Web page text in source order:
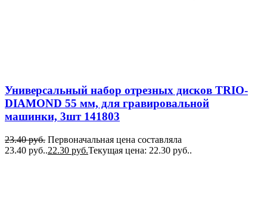
Универсальный набор отрезных дисков TRIO-
DIAMOND 55 мм, для гравировальной
машинки, 3шт 141803
23.40руб. Первоначальная цена составляла
23.40 руб..22.30 руб.Текущая цена: 22.30 руб..